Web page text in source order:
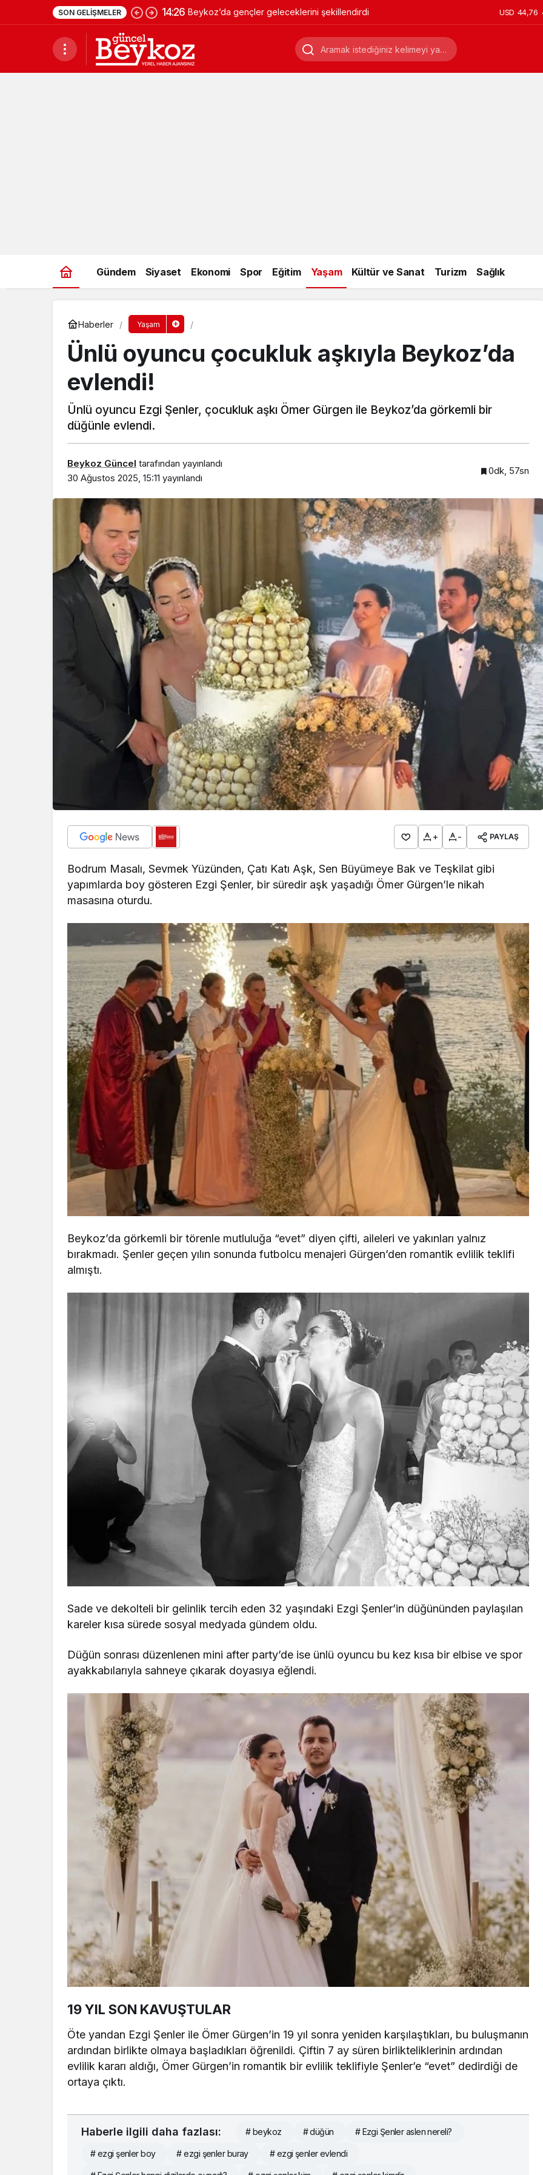
SON GELIŞMELER 14:26 Beykoz’da gençler geleceklerini şekillendirdi USD 44,76
Gündem Siyaset Ekonomi Spor Eğitim Yaşam Kültür ve Sanat Turizm Sağlık
Haberler Yaşam
Ünlü oyuncu çocukluk aşkıyla Beykoz’da
evlendi!
Ünlü oyuncu Ezgi Şenler, çocukluk aşkı Ömer Gürgen ile Beykoz’da görkemli bir
düğünle evlendi.
Beykoz Güncel tarafından yayınlandı
30 Ağustos 2025, 15:11 yayınlandı
0dk, 57sn
+ - PAYLAŞ
Bodrum Masalı, Sevmek Yüzünden, Çatı Katı Aşk, Sen Büyümeye Bak ve Teşkilat gibi
yapımlarda boy gösteren Ezgi Şenler, bir süredir aşk yaşadığı Ömer Gürgen’le nikah
masasına oturdu.
Beykoz’da görkemli bir törenle mutluluğa “evet” diyen çifti, aileleri ve yakınları yalnız
bırakmadı. Şenler geçen yılın sonunda futbolcu menajeri Gürgen’den romantik evlilik teklifi
almıştı.
Sade ve dekolteli bir gelinlik tercih eden 32 yaşındaki Ezgi Şenler’in düğününden paylaşılan
kareler kısa sürede sosyal medyada gündem oldu.
Düğün sonrası düzenlenen mini after party’de ise ünlü oyuncu bu kez kısa bir elbise ve spor
ayakkabılarıyla sahneye çıkarak doyasıya eğlendi.
19 YIL SON KAVUŞTULAR
Öte yandan Ezgi Şenler ile Ömer Gürgen’in 19 yıl sonra yeniden karşılaştıkları, bu buluşmanın
ardından birlikte olmaya başladıkları öğrenildi. Çiftin 7 ay süren birlikteliklerinin ardından
evlilik kararı aldığı, Ömer Gürgen’in romantik bir evlilik teklifiyle Şenler’e “evet” dedirdiği de
ortaya çıktı.
Haberle ilgili daha fazlası: # beykoz # düğün # Ezgi Şenler aslen nereli?
# ezgi şenler boy # ezgi şenler buray # ezgi şenler evlendi
geleceklerini şekillendirdi
Beykoz’a nefesleri kesecek
dev yatırım!